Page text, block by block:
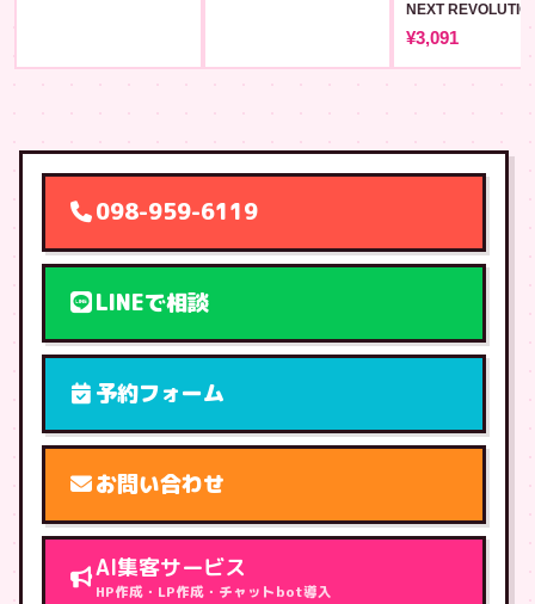
¥3,091
098-959-6119
LINEで相談
予約フォーム
お問い合わせ
AI集客サービス
HP作成・LP作成・チャットbot導入